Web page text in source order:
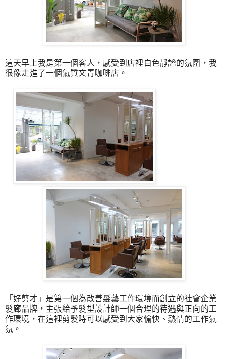
這天早上我是第一個客人，感受到店裡白色靜謐的氛圍，我
很像走進了一個氣質文青咖啡店。
「 好剪才 」 是第一個為改善髮藝工作環境而創立的社會企業
髮廊品牌，主張給予髮型設計師一個合理的待遇與正向的工
作環境，在這裡剪髮時可以感受到大家愉快、熱情的工作氣
氛。